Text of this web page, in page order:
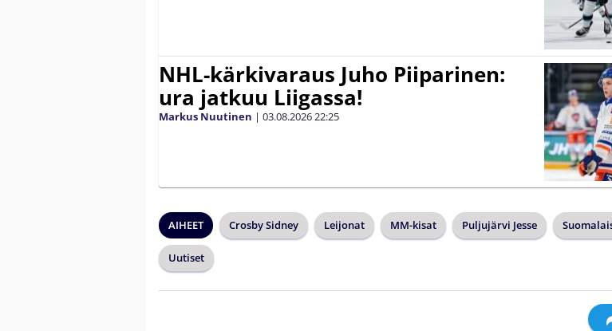
NHL-kärkivaraus Juho Piiparinen:
ura jatkuu Liigassa!
Markus Nuutinen | 03.08.202622:25
AIHEET Crosby Sidney Leijonat MM-kisat Puljujärvi Jesse
Uutiset